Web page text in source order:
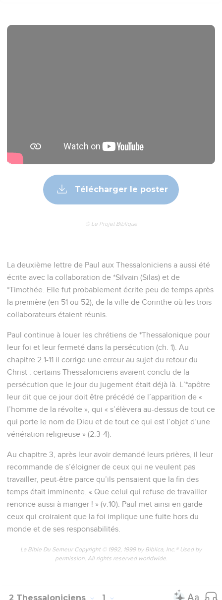
Télécharger le poster
© Le Projet Biblique
La deuxième lettre de Paul aux Thessaloniciens a aussi été
écrite avec la collaboration de *Silvain (Silas) et de
*Timothée. Elle fut probablement écrite peu de temps après
la première (en 51 ou 52), de la ville de Corinthe où les trois
collaborateurs étaient réunis.
Paul continue à louer les chrétiens de *Thessalonique pour
leur foi et leur fermeté dans la persécution (ch. 1). Au
chapitre 2.1-11 il corrige une erreur au sujet du retour du
Christ : certains Thessaloniciens avaient conclu de la
persécution que le jour du jugement était déjà là. L’*apôtre
leur dit que ce jour doit être précédé de l’apparition de «
l’homme de la révolte », qui « s’élèvera au-dessus de tout ce
qui porte le nom de Dieu et de tout ce qui est l’objet d’une
vénération religieuse » (2.3-4).
Au chapitre 3, après leur avoir demandé leurs prières, il leur
recommande de s’éloigner de ceux qui ne veulent pas
travailler, peut-être parce qu’ils pensaient que la fin des
temps était imminente. « Que celui qui refuse de travailler
renonce aussi à manger ! » (v.10). Paul met ainsi en garde
ceux qui croiraient que la foi implique une fuite hors du
monde et de ses responsabilités.
La Bible Du Semeur Copyright © 1992, 1999 by Biblica, Inc.® Used by
permission. All rights reserved worldwide.
2 Thessaloniciens 1